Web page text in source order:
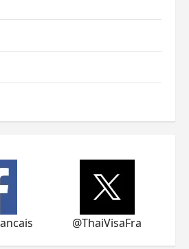
@ThaiVisaFra